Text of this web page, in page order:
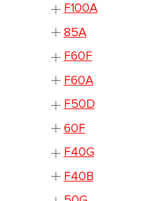
F100A
85A
F60F
F60A
F50D
60F
F40G
F40B